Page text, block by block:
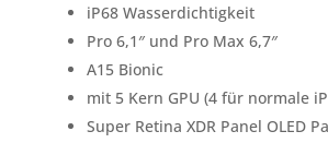
iP68 Wasserdichtigkeit
Pro 6,1″ und Pro Max 6,7″
A15 Bionic
mit 5 Kern GPU (4 für normale
Super Retina XDR Panel OLED